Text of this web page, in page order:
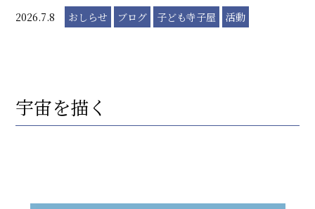
2026.7.8 おしらせ ブログ 子ども寺子屋 活動
宇宙を描く